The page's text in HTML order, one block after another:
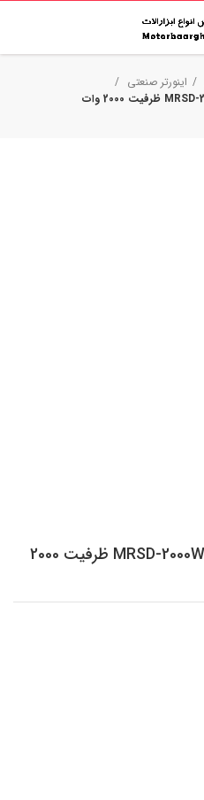
اینورتر صنعتی
اینورتر تک فاز سنی دی مدل MRSD-2000W ظرفیت 2000